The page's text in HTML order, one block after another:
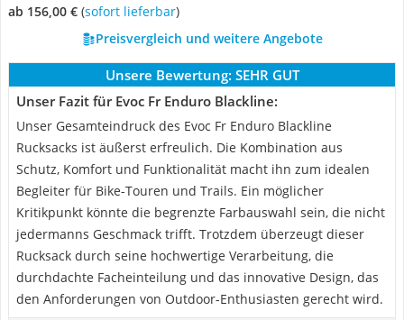
ab 156,00 € ( Sofort lieferbar)
Preisvergleich und weitere Angebote
Unsere Bewertung: SEHR GUT
Unser Fazit für Evoc Fr Enduro Blackline:
Unser Gesamteindruck des Evoc Fr Enduro Blackline
Rucksacks ist äußerst erfreulich. Die Kombination aus
Schutz, Komfort und Funktionalität macht ihn zum idealen
Begleiter für Bike-Touren und Trails. Ein möglicher
Kritikpunkt könnte die begrenzte Farbauswahl sein, die nicht
jedermanns Geschmack trifft. Trotzdem überzeugt dieser
Rucksack durch seine hochwertige Verarbeitung, die
durchdachte Facheinteilung und das innovative Design, das
den Anforderungen von Outdoor-Enthusiasten gerecht wird.